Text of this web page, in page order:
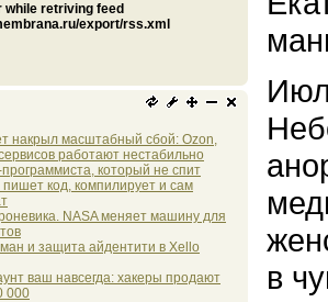
while retriving feed
export/rss.xml
накрыл масштабный сбой: Ozon,
работают нестабильно
который не спит
пишет код, компилирует и сам
NASA меняет машину для
и защита айдентити в Xello
ваш навсегда: хакеры продают
000
в